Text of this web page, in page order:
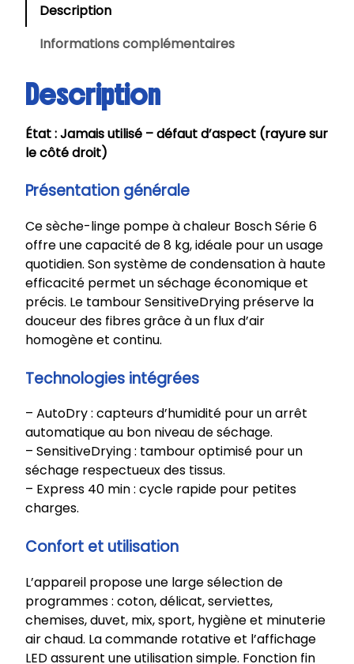
Description
Informations complémentaires
Description
État : Jamais utilisé – défaut d’aspect (rayure sur
le côté droit)
Présentation générale
Ce sèche-linge pompe à chaleur Bosch Série 6
offre une capacité de 8 kg, idéale pour un usage
quotidien. Son système de condensation à haute
efficacité permet un séchage économique et
précis. Le tambour SensitiveDrying préserve la
douceur des fibres grâce à un flux d’air
homogène et continu.
Technologies intégrées
– AutoDry : capteurs d’humidité pour un arrêt
automatique au bon niveau de séchage.
– SensitiveDrying : tambour optimisé pour un
séchage respectueux des tissus.
– Express 40 min : cycle rapide pour petites
charges.
Confort et utilisation
L’appareil propose une large sélection de
programmes : coton, délicat, serviettes,
chemises, duvet, mix, sport, hygiène et minuterie
air chaud. La commande rotative et l’affichage
LED assurent une utilisation simple. Fonction fin